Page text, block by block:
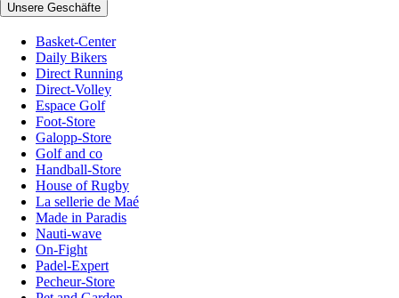
Unsere Geschäfte
Basket-Center
Daily Bikers
Direct Running
Direct-Volley
Espace Golf
Foot-Store
Galopp-Store
Golf and co
Handball-Store
House of Rugby
La sellerie de Maé
Made in Paradis
Nauti-wave
On-Fight
Padel-Expert
Pecheur-Store